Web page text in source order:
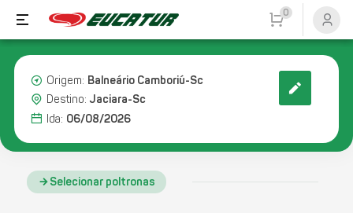
0
Origem: Balneário Camboriú-Sc
Destino: Jaciara-Sc
Ida: 06/08/2026
Selecionar poltronas